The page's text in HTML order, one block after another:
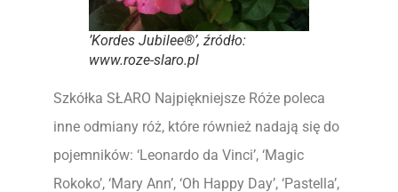
’Kordes Jubilee®’, źródło:
www.roze-slaro.pl
Szkółka SŁARO Najpiękniejsze Róże poleca
inne odmiany róż, które również nadają się do
pojemników: ‘Leonardo da Vinci’, ‘Magic
Rokoko’, ‘Mary Ann’, ‘Oh Happy Day’, ‘Pastella’,